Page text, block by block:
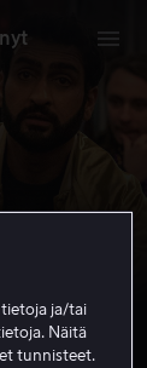
tietoja ja/tai
Näitä
tunnisteet.